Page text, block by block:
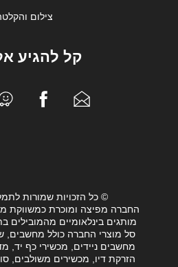
צילום
קל להגיע
© כל הזכויות שמורות לתמליל 2100
החברה מפיצה ומוכרת כמשווקת
מותגים בינלאומיים מהמובילים
סל מוצרי החברה כולל מחשבים,
מחשבים ניידים, מכשירי כף יד,
הזרקת דיו, מכשירים משולבים,